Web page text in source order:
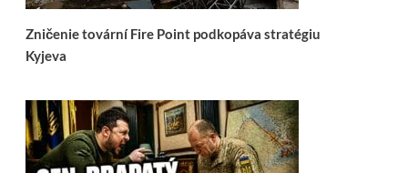
Zničenie tovární Fire Point podkopáva stratégiu
Kyjeva